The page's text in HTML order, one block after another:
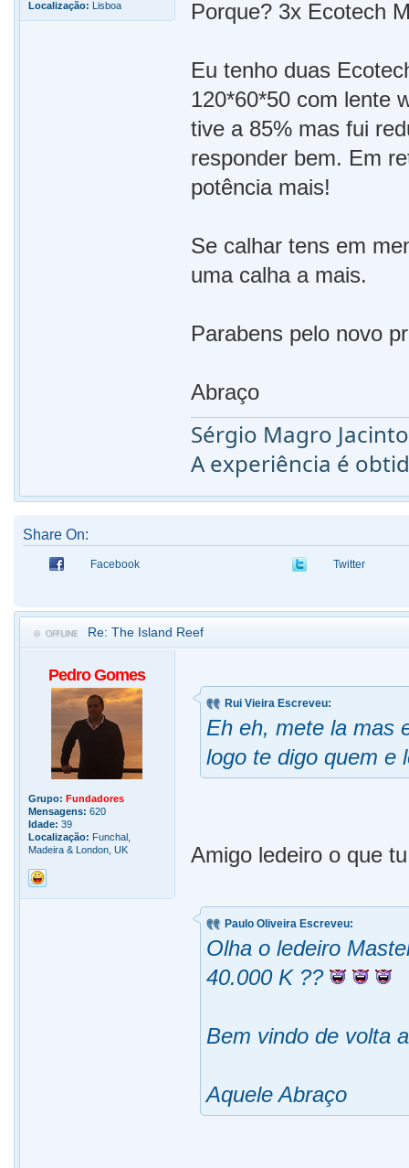
Localização: Lisboa Porque? 3x Ecotech
Eu tenho duas
120*60*50 com lente
tive a 85% mas fui
responder bem. Em
potência mais!
Se calhar tens em
uma calha a mais.
Parabens pelo novo
Abraço
Sérgio Magro Jacinto
A experiência é
Share On:
Facebook Twitter
Re: The Island Reef
Pedro Gomes
Grupo: Fundadores
Mensagens: 620
Idade: 39
Localização: Funchal,
Madeira & London, UK
Rui Vieira Escreveu:
Eh eh, mete la mas
logo te digo quem e
Amigo ledeiro o que
Paulo Oliveira Escreveu:
Olha o ledeiro
40.000 K ??
Bem vindo de volta
Aquele Abraço